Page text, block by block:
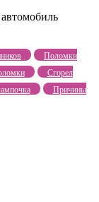
Поломки
Сгорел
Причины